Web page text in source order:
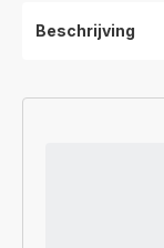
Beschrijving